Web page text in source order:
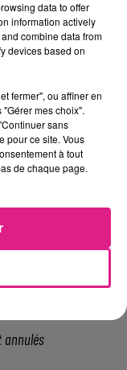
voir l’éclipse
à la recherche de...
en Lorraine ?
annulés
data to offer
information actively
combine data from
devices based on
fermer", ou affiner en
mes choix".
sans
pour ce site. Vous
à tout
de chaque page.